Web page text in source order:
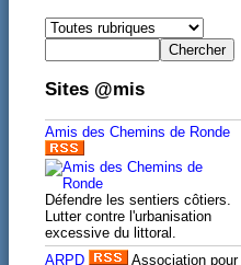
Sites @mis
Amis des Chemins de Ronde
Défendre les sentiers côtiers.
Lutter contre l'urbanisation
excessive du littoral.
ARPD
Association pour